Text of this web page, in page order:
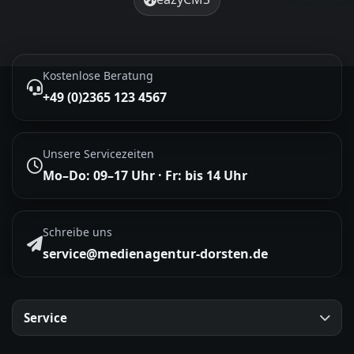
Kostenlose Beratung
+49 (0)2365 123 4567
Unsere Servicezeiten
Mo–Do: 09–17 Uhr · Fr: bis 14 Uhr
Schreibe uns
service@medienagentur-dorsten.de
Service